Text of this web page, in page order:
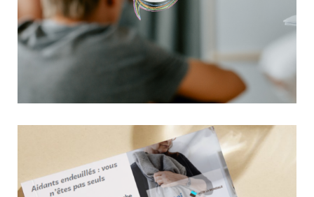
Jeunes aidants : un espace pour parler, partager,
Aide aux Aidants
Tu aides un proche au quotidien (parent, frère, sœur,
grand-parent…) ? Tu n’es pas seul·e. Les groupes de